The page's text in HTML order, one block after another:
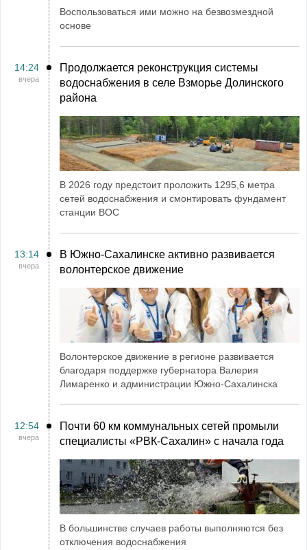
Воспользоваться ими можно на безвозмездной
основе
14:24
вчера
Продолжается реконструкция системы
водоснабжения в селе Взморье Долинского
района
В 2026 году предстоит проложить 1295,6 метра
сетей водоснабжения и смонтировать фундамент
станции ВОС
13:14
вчера
В Южно-Сахалинске активно развивается
волонтерское движение
Волонтерское движение в регионе развивается
благодаря поддержке губернатора Валерия
Лимаренко и администрации Южно-Сахалинска
12:54
вчера
Почти 60 км коммунальных сетей промыли
специалисты «РВК‑Сахалин» с начала года
В большинстве случаев работы выполняются без
отключения водоснабжения